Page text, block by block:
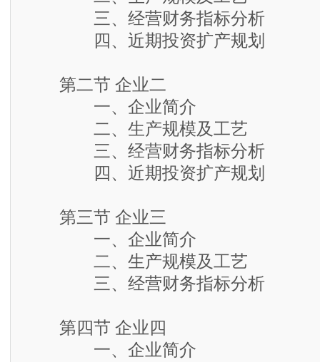
三、经营财务指标分析
四、近期投资扩产规划
第二节 企业二
一、企业简介
二、生产规模及工艺
三、经营财务指标分析
四、近期投资扩产规划
第三节 企业三
一、企业简介
二、生产规模及工艺
三、经营财务指标分析
第四节 企业四
一、企业简介